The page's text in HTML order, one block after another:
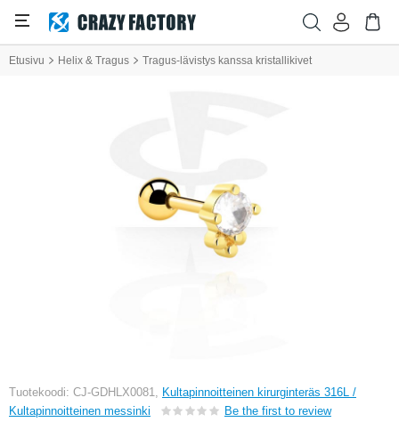
Etusivu Helix & Tragus Tragus-lävistys kanssa kristallikivet
Tuotekoodi: CJ-GDHLX0081, Kultapinnoitteinen kirurginteräs 316L /
Kultapinnoitteinen messinki
Be the first to review